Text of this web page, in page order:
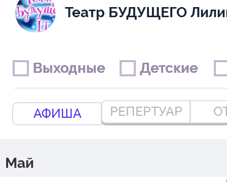
Театр БУДУЩЕГО
АФИША РЕПЕРТУАР
Выходные
Выходные Детские
Детские
Май